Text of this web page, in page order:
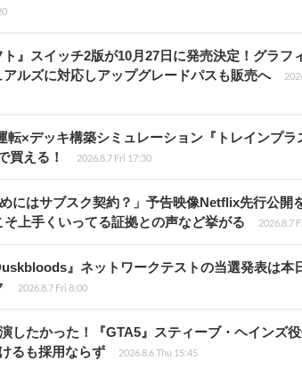
ト』スイッチ2版が10月27日に発売決定！グラフ
ルズに対応しアップグレードパスも販売へ
転×デッキ構築シミュレーション『トレインプラ
買える！
2026.8.7 Fri 17:30
めにはサブスク契約？」予告映像Netflix先行公
上手くいってる証拠との声など挙がる
2026.8.7
』ネットワークテストの当選発表は本
2026.8.7 Fri 8:00
したかった！『GTA5』スティーブ・ヘインズ
るも採用ならず
2026.8.6 Thu 15:45